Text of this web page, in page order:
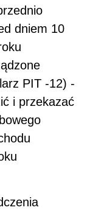
dniem 10
PIT -12) -
i przekazać